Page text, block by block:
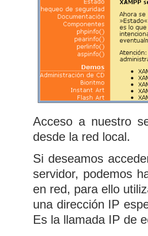
Acceso a nuestro
desde la red local.
Si deseamos
servidor, podemos
en red, para ello
una dirección IP
Es la llamada IP de